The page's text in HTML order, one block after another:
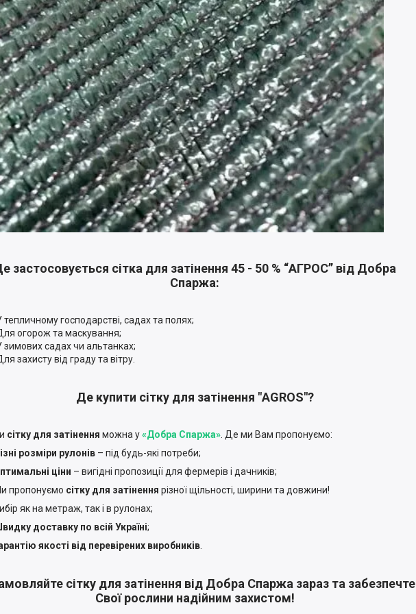
застосовується сітка для затінення 45 - 50 % “AГРОС” від Добра
Спаржа:
тепличному господарстві, садах та полях;
огорож та маскування;
зимових садах чи альтанках;
захисту від граду та вітру.
Де купити сітку для затінення "AGROS"?
сітку для затінення можна у«Добра Спаржа» . Де ми Вам пропонуємо:
розміри рулонів – під будь-які потреби;
ціни – вигідні пропозиції для фермерів і дачників;
пропонуємо сітку для затінення різної щільності, ширини та довжини!
як на метраж, так і в рулонах;
доставку по всій Україні;
якості від перевірених виробників
сітку для затінення від Добра Спаржа зараз та забезпечте
Cвої рослини надійним захистом!